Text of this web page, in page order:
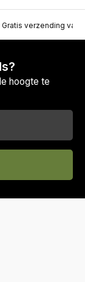
Gratis verzending
hoogte te